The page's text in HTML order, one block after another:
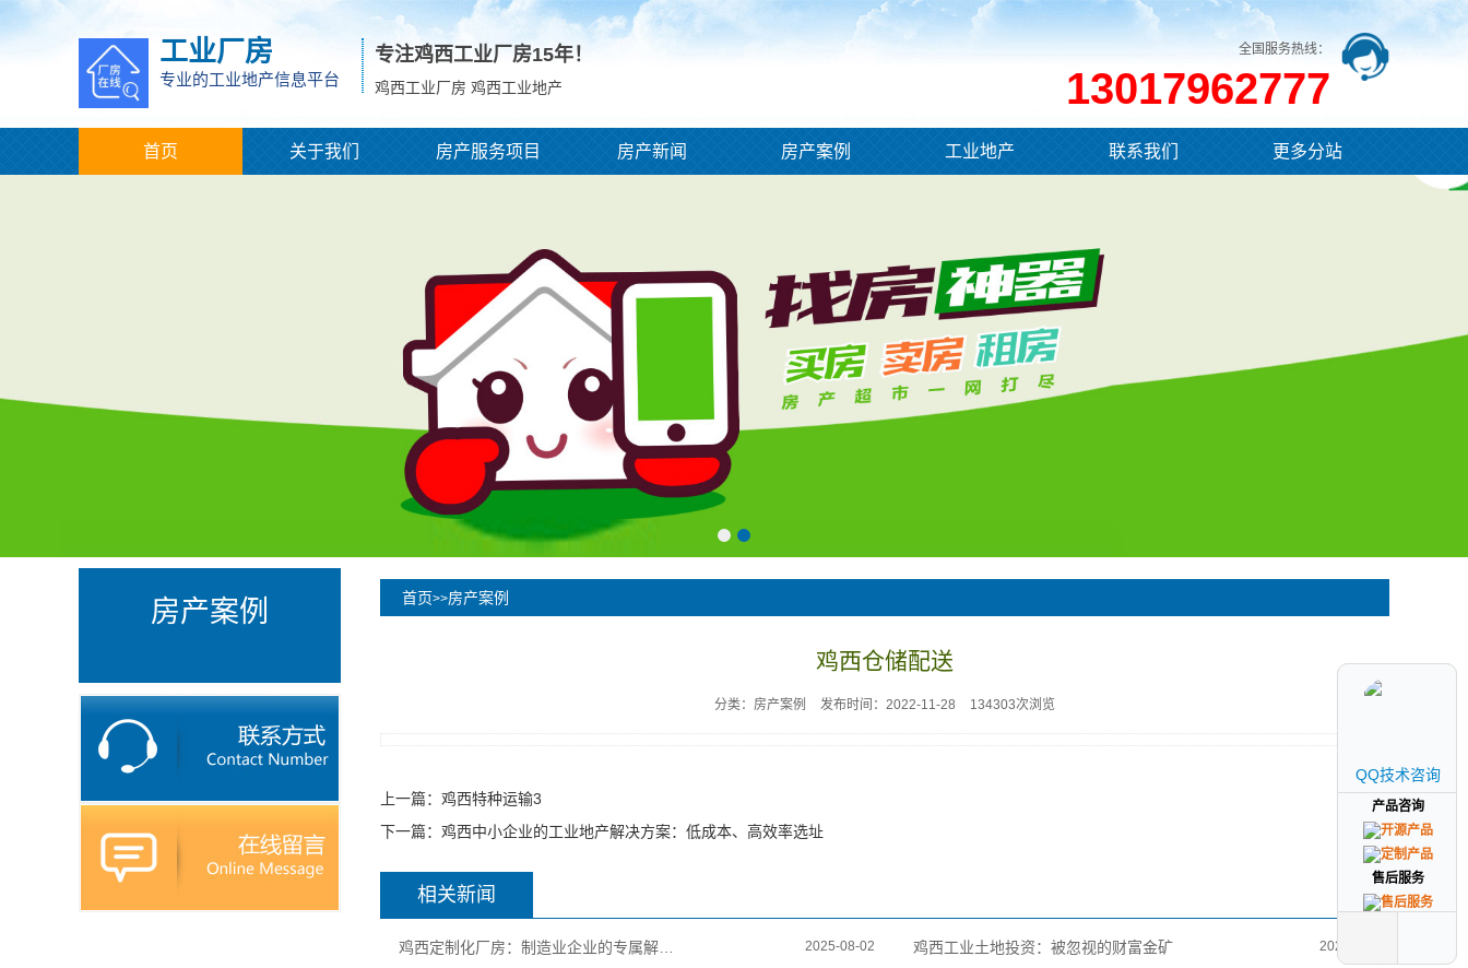
工业厂房
专业的工业地产信息平台
专注鸡西工业厂房15年！
鸡西工业厂房 鸡西工业地产
全国服务热线：
13017962777
首页 关于我们 房产服务项目 房产新闻 房产案例 工业地产 联系我们 更多分站
房产案例 首页>>房产案例
鸡西仓储配送
分类：房产案例 发布时间：2022-11-28 134303次浏览
上一篇： 鸡西特种运输3
下一篇： 鸡西中小企业的工业地产解决方案：低成本、高效率选址
相关新闻
2025-08-02 鸡西工业土地投资：被忽视的财富金矿 2025-08-02
QQ技术咨询
产品咨询
售后服务
QQ技术咨询
产品咨询
售后服务